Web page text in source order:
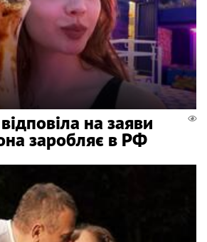
на заяви
заробляє в РФ